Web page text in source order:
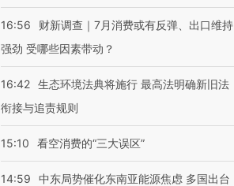
16:56
财新调查｜7月消费或有反弹、出口维持
强劲 受哪些因素带动？
16:42 生态环境法典将施行 最高法明确新旧法
衔接与追责规则
15:10 看空消费的“三大误区”
14:59
中东局势催化东南亚能源焦虑 多国出台